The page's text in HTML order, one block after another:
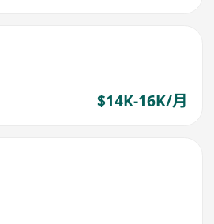
$14K-16K/月